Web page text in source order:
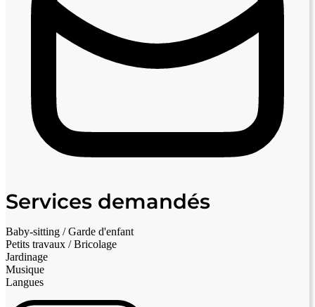
Services demandés
Baby-sitting / Garde d'enfant
Petits travaux / Bricolage
Jardinage
Musique
Langues